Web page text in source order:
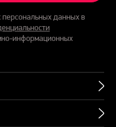
персональных данных в
информационных